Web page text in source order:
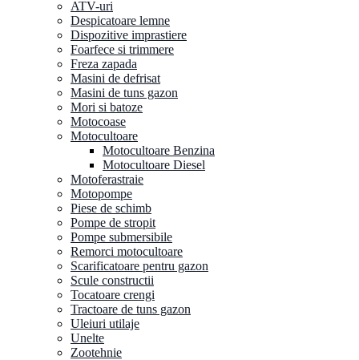
ATV-uri
Despicatoare lemne
Dispozitive imprastiere
Foarfece si trimmere
Freza zapada
Masini de defrisat
Masini de tuns gazon
Mori si batoze
Motocoase
Motocultoare
Motocultoare Benzina
Motocultoare Diesel
Motoferastraie
Motopompe
Piese de schimb
Pompe de stropit
Pompe submersibile
Remorci motocultoare
Scarificatoare pentru gazon
Scule constructii
Tocatoare crengi
Tractoare de tuns gazon
Uleiuri utilaje
Unelte
Zootehnie